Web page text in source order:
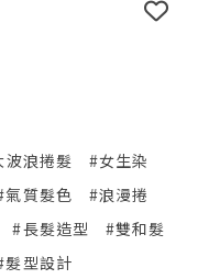
波浪捲髮
#女生染
氣質髮色
#浪漫捲
#長髮造型
#雙和髮
髮型設計